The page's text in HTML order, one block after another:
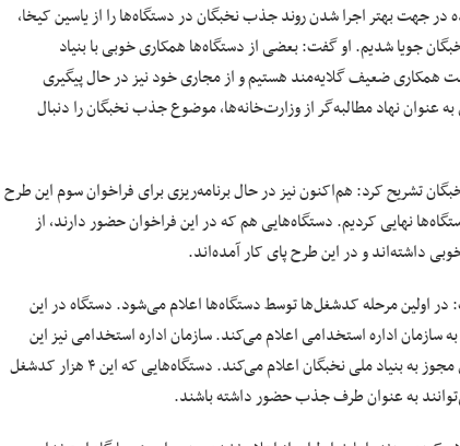
در جهت بهتر اجرا شدن روند جذب نخبگان در دستگاه‌ها را از یاسین کیخا،
جویا شدیم. او گفت: بعضی از دستگاه‌ها همکاری خوبی با بنیاد
همکاری ضعیف گلایه‌مند هستیم و از مجاری خود نیز در حال پیگیری
عنوان نهاد مطالبه‌گر از وزارت‌خانه‌ها، موضوع جذب نخبگان را دنبال
تشریح کرد: هم‌اکنون نیز در حال برنامه‌ریزی برای فراخوان سوم این طرح
را با دستگاه‌ها نهایی کردیم. دستگاه‌هایی هم که در این فراخوان حضور دارند، از
داشته‌اند و در این طرح پای کار آمده‌اند.
مرحله کدشغل‌ها توسط دستگاه‌ها اعلام می‌شود. دستگاه در این
سازمان اداره استخدامی اعلام می‌کند. سازمان اداره استخدامی نیز این
جایگاه‌ها را به عنوان ردیف‌های دارای مجوز به بنیاد ملی نخبگان اعلام می‌کند. دستگاه‌هایی که این ۴ هزار کدشغل
به عنوان طرف جذب حضور داشته باشند.